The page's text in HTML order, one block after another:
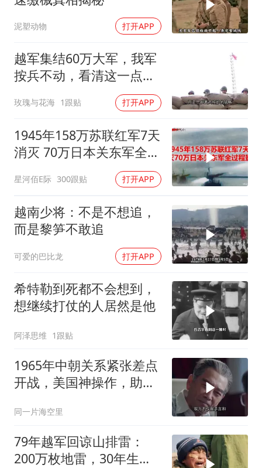
BLG经理辟谣Bin离队
泥塑动物 打开APP
越军集结60万大军，我军
按兵不动，看清这一点便
玫瑰与花海 1跟贴 打开APP
1945年158万苏联红军7天
消灭 70万日本关东军全过
星河佰E际 300跟贴 打开APP
越南少将：不是不想追，
而是黎笋不敢追
可爱的巴比龙 打开APP
希特勒到死都不会想到，
想继续打仗的人居然是他
阿泽思维 1跟贴
1965年中朝关系紧张差点
开战，美国神操作，助两
同一片海空里
79年越军回谅山排雷：
200万枚地雷，30年生死